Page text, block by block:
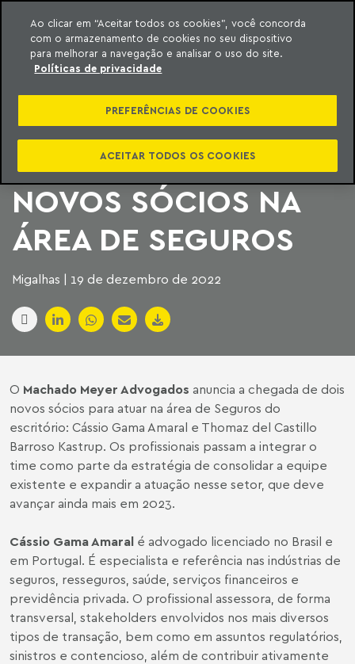
o conteúdo
Machado Meyer
MACHADO MEYER
ADVOGADOS
ANUNCIA DOIS
NOVOS SÓCIOS NA
ÁREA DE SEGUROS
Migalhas | 19 de dezembro de 2022
O Machado Meyer Advogados anuncia a chegada de dois
novos sócios para atuar na área de Seguros do
escritório: Cássio Gama Amaral e Thomaz del Castillo
Barroso Kastrup. Os profissionais passam a integrar o
time como parte da estratégia de consolidar a equipe
existente e expandir a atuação nesse setor, que deve
avançar ainda mais em 2023.
Cássio Gama Amaral é advogado licenciado no Brasil e
em Portugal. É especialista e referência nas indústrias de
seguros, resseguros, saúde, serviços financeiros e
previdência privada. O profissional assessora, de forma
transversal, stakeholders envolvidos nos mais diversos
tipos de transação, bem como em assuntos regulatórios,
sinistros e contencioso, além de contribuir ativamente
Ao clicar em “Aceitar todos os cookies”, você concorda
com o armazenamento de cookies no seu dispositivo
para melhorar a navegação e analisar o uso do site.
Políticas de privacidade
PREFERÊNCIAS DE COOKIES
ACEITAR TODOS OS COOKIES